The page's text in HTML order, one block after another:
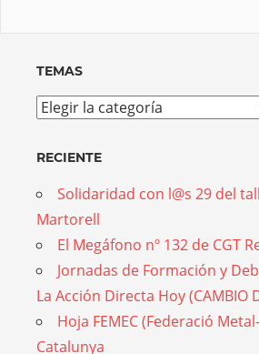
TEMAS
Temas
RECIENTE
Solidaridad con l@s 29 del
Martorell
El Megáfono nº 132 de CGT
Jornadas de Formación y
La Acción Directa Hoy (CAMBIO
Hoja FEMEC (Federació
Catalunya